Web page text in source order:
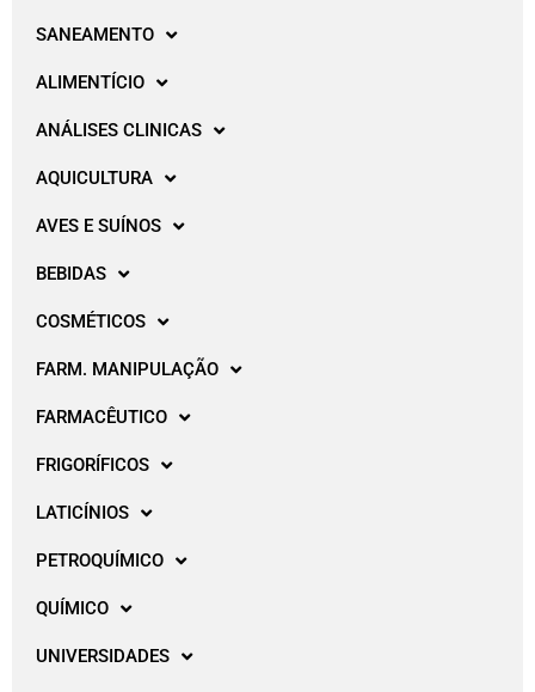
SANEAMENTO
ALIMENTÍCIO
ANÁLISES CLINICAS
AQUICULTURA
AVES E SUÍNOS
BEBIDAS
COSMÉTICOS
FARM. MANIPULAÇÃO
FARMACÊUTICO
FRIGORÍFICOS
LATICÍNIOS
PETROQUÍMICO
QUÍMICO
UNIVERSIDADES